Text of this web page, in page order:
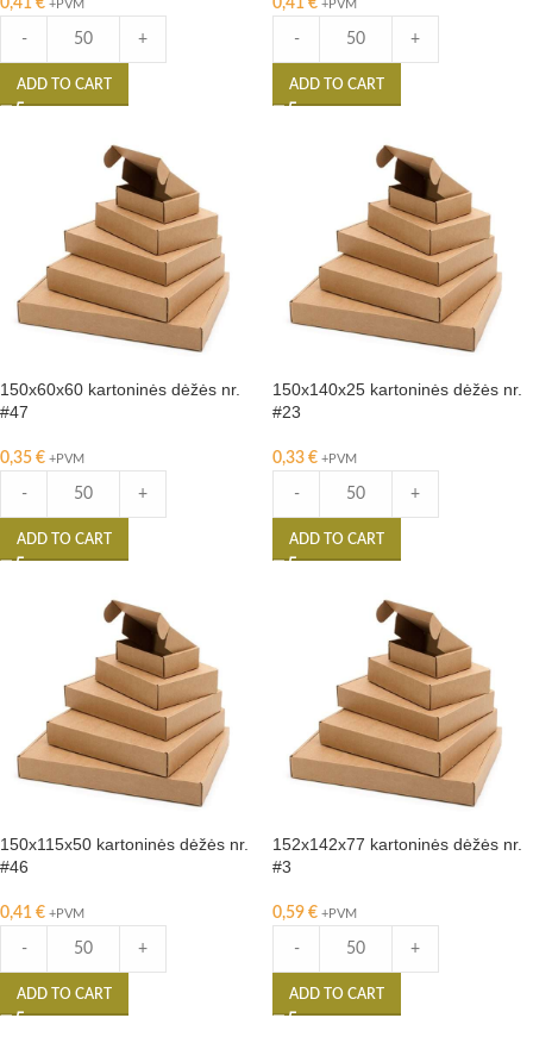
0,41 € +PVM
- +
ADD TO CART
0,41 € +PVM
- +
ADD TO CART
150x60x60 kartoninės dėžės nr.
#47
0,35 € +PVM
- +
ADD TO CART
150x140x25 kartoninės dėžės nr.
#23
0,33 € +PVM
- +
ADD TO CART
150x115x50 kartoninės dėžės nr.
#46
0,41 € +PVM
- +
ADD TO CART
152x142x77 kartoninės dėžės nr.
#3
0,59 € +PVM
- +
ADD TO CART